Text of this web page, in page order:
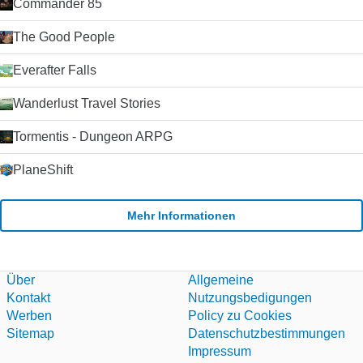
Verbindungen beeinträchtigt. Die Schaltfläche Anrufqualität
gibt Ihnen detaillierte Informationen über die erwartete
Anrufqualität für jeden Ihrer Kontakte (da die Qualität von der
Internetverbindung beider Parteien abhängt).
Zusammenfassung Wenn Sie nach einem zuverlässigen und
einfach zu bedienenden VoIP-Client suchen, werden Sie es
schwer finden, Skype zu schlagen. Der Kauf von Skype durch
die Entwicklung beschleunigt, da Microsoft Skype als Ersatz
für seinen alternden Nachrichtendienst Windows Live
Messenger verwendet hat. Klicken Sie auf die grüne
Download-Schaltfläche, um es auszuprobieren. Microsoft
Download-Seite um.
Commander 85
The Good People
Everafter Falls
Wanderlust Travel Stories
Tormentis - Dungeon ARPG
PlaneShift
Mehr Informationen
Über
Kontakt
Werben
Sitemap
Allgemeine
Nutzungsbedigungen
Policy zu Cookies
Datenschutzbestimmungen
Impressum